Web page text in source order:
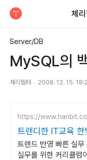
체
Server/DB
MySQL의
체리필터 2008. 12. 15.
https://
트렌디한 IT교육
학습의 정석
트렌드 반영 빠른 실
실무를 위한 커리큘럼